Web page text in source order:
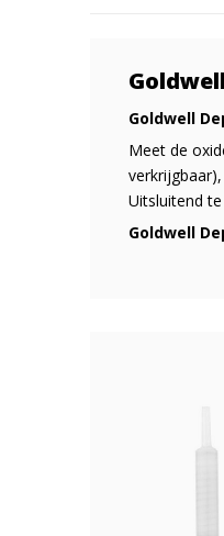
Goldwell
Meet de
Uitsluitend
Goldwell